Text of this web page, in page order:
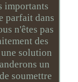
importants
parfait dans
n'êtes pas
des
solution
un
soumettre